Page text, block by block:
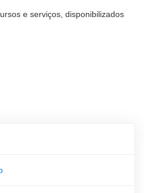
e serviços, disponibilizados